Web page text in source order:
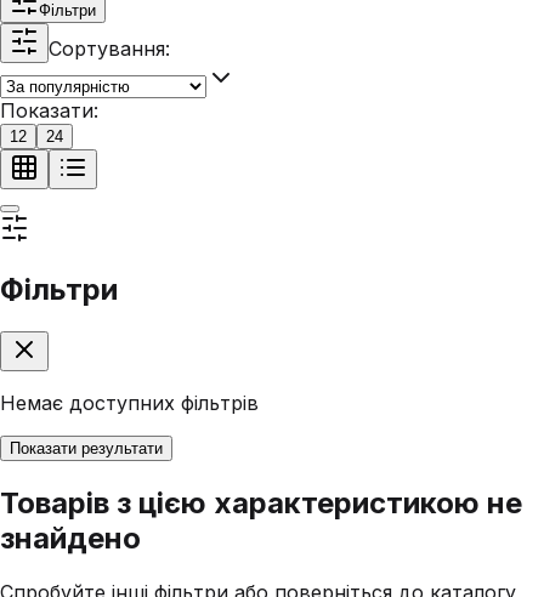
Фільтри
Сортування:
Показати:
12 24
Фільтри
Немає доступних фільтрів
Показати результати
Товарів з цією характеристикою не
знайдено
Спробуйте інші фільтри або поверніться до каталогу